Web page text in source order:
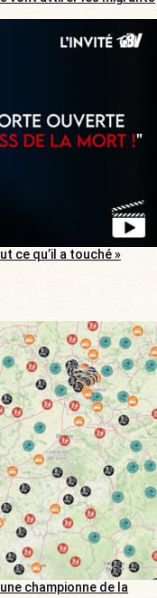
ce qu’il a touché »
championne de la